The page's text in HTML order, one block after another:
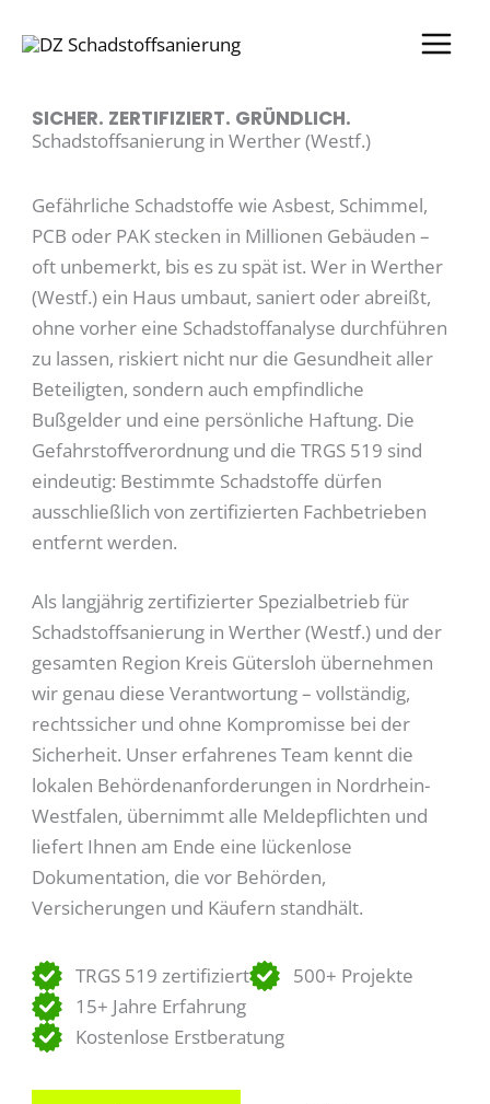
Inhalt
SICHER. ZERTIFIZIERT. GRÜNDLICH.
Schadstoffsanierung in Werther (Westf.)
Gefährliche Schadstoffe wie Asbest, Schimmel,
PCB oder PAK stecken in Millionen Gebäuden –
oft unbemerkt, bis es zu spät ist. Wer in Werther
(Westf.) ein Haus umbaut, saniert oder abreißt,
ohne vorher eine Schadstoffanalyse durchführen
zu lassen, riskiert nicht nur die Gesundheit aller
Beteiligten, sondern auch empfindliche
Bußgelder und eine persönliche Haftung. Die
Gefahrstoffverordnung und die TRGS 519 sind
eindeutig: Bestimmte Schadstoffe dürfen
ausschließlich von zertifizierten Fachbetrieben
entfernt werden.
Als langjährig zertifizierter Spezialbetrieb für
Schadstoffsanierung in Werther (Westf.) und der
gesamten Region Kreis Gütersloh übernehmen
wir genau diese Verantwortung – vollständig,
rechtssicher und ohne Kompromisse bei der
Sicherheit. Unser erfahrenes Team kennt die
lokalen Behördenanforderungen in Nordrhein-
Westfalen, übernimmt alle Meldepflichten und
liefert Ihnen am Ende eine lückenlose
Dokumentation, die vor Behörden,
Versicherungen und Käufern standhält.
TRGS 519 zertifiziert
500+ Projekte
15+ Jahre Erfahrung
Kostenlose Erstberatung